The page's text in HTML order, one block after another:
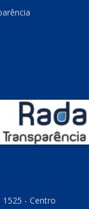
1525 - Centro